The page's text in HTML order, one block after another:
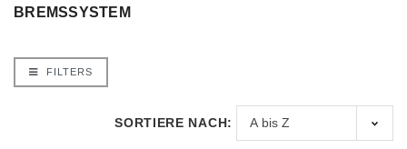
BREMSSYSTEM
FILTERS
SORTIERE NACH: